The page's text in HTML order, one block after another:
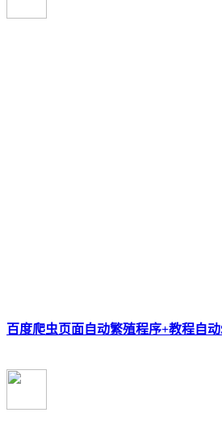
百度爬虫页面自动繁殖程序+教程自